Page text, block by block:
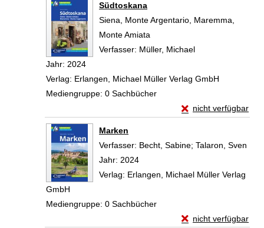
Südtoskana
Siena, Monte Argentario, Maremma,
Monte Amiata
Verfasser: Müller, Michael
Jahr: 2024
Verlag: Erlangen, Michael Müller Verlag GmbH
Mediengruppe: 0 Sachbücher
nicht verfügbar
Exemplar-Details
Marken
Verfasser: Becht, Sabine; Talaron, Sven
Jahr: 2024
Verlag: Erlangen, Michael Müller Verlag
GmbH
Mediengruppe: 0 Sachbücher
nicht verfügbar
Exemplar-Details